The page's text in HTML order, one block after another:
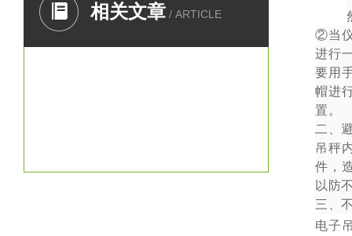
相关文章 / ARTICLE
②当
进行
要用
帽进
置。
二、
吊秤
件，
以防
三、
电子